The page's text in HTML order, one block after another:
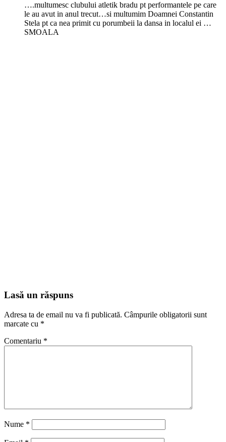
….multumesc clubului atletik bradu pt performantele pe care
le au avut in anul trecut…si multumim Doamnei Constantin
Stela pt ca nea primit cu porumbeii la dansa in localul ei …
SMOALA
Lasă un răspuns
Adresa ta de email nu va fi publicată. Câmpurile obligatorii sunt
marcate cu *
Comentariu *
Nume *